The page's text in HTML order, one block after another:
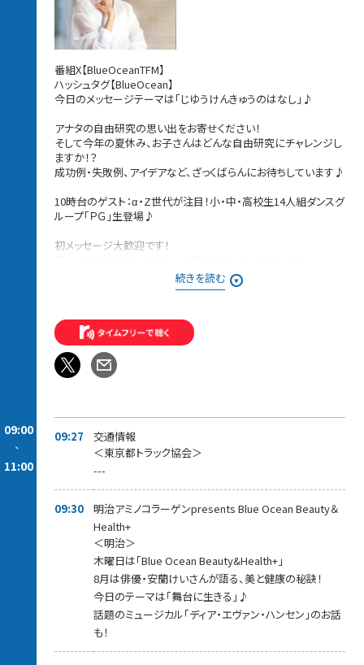
09:00
-
11:00
番組X【BlueOceanTFM】
ハッシュタグ【BlueOcean】
今日のメッセージテーマは「じゆうけんきゅうのはなし」♪
アナタの自由研究の思い出をお寄せください！
そして今年の夏休み、お子さんはどんな自由研究にチャレンジし
ますか！？
成功例・失敗例、アイデアなど、ざっくばらんにお待ちしています♪
10時台のゲスト：α・Z世代が注目！小・中・高校生14人組ダンスグ
ループ「ＰＧ」生登場♪
初メッセージ大歓迎です！
メッセージは、Blue Oceanのウェブサイト、メッセージフォームか
続きを読む
09:27
交通情報
＜東京都トラック協会＞
---
09:30
明治アミノコラーゲンpresents Blue Ocean Beauty＆
Health+
＜明治＞
木曜日は「Blue Ocean Beauty&Health+」
8月は俳優・安蘭けいさんが語る、美と健康の秘訣！
今日のテーマは「舞台に生きる」♪
話題のミュージカル「ディア・エヴァン・ハンセン」のお話
も！